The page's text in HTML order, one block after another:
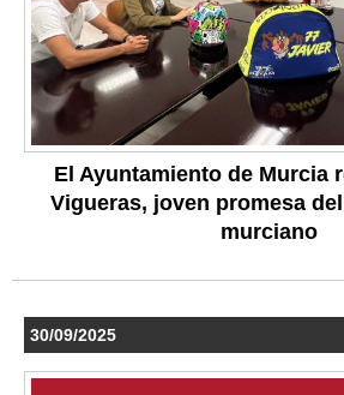
El Ayuntamiento de Murcia
Vigueras, joven promesa
murciano
30/09/2025